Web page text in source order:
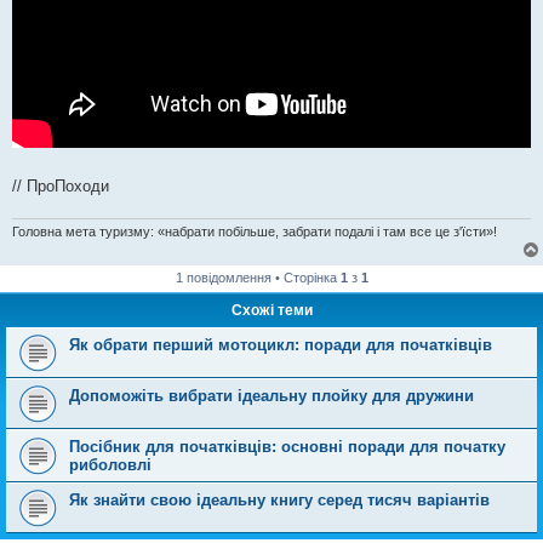
// ПроПоходи
Головна мета туризму: «набрати побільше, забрати подалі і там все це з'їсти»!
1 повідомлення • Сторінка 1 з 1
Схожі теми
Як обрати перший мотоцикл: поради для початківців
Допоможіть вибрати ідеальну плойку для дружини
Посібник для початківців: основні поради для початку
риболовлі
Як знайти свою ідеальну книгу серед тисяч варіантів